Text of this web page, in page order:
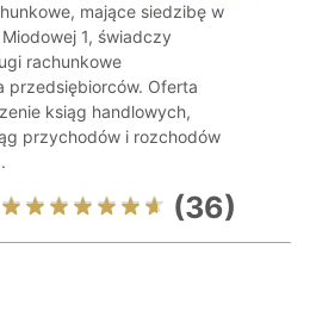
mające siedzibę w
1, świadczy
rachunkowe
przedsiębiorców. Oferta
ksiąg handlowych,
przychodów i rozchodów
(36)